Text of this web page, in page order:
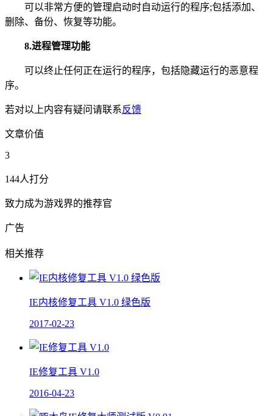
可以非常方便的管理启动时自动运行的程序;包括添加、
删除、备份、恢复等功能。
8.进程管理功能
可以终止任何正在运行的程序，包括隐藏运行的恶意程
序。
若对以上内容有疑问请联系反馈
文章价值
3
144人打分
致力成为游戏界的推荐官
广告
相关推荐
IE内核修复工具 V1.0 绿色版
2017-02-23
IE修复工具 V1.0
2016-04-23